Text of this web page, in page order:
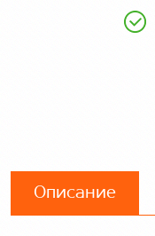
Описание